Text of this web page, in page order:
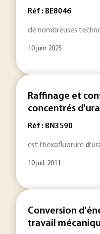
Réf : BE8046
de nombreuses
10 juin 2025
Raffinage et
concentrés
Réf : BN3590
est l'hexafluorure d
10 juil. 2011
Conversion
travail